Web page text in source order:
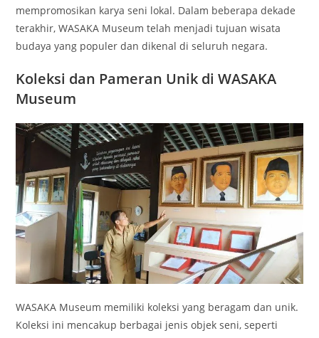
mempromosikan karya seni lokal. Dalam beberapa dekade
terakhir, WASAKA Museum telah menjadi tujuan wisata
budaya yang populer dan dikenal di seluruh negara.
Koleksi dan Pameran Unik di WASAKA
Museum
WASAKA Museum memiliki koleksi yang beragam dan unik.
Koleksi ini mencakup berbagai jenis objek seni, seperti